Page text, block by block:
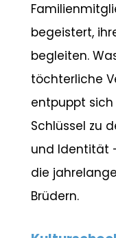
begeistert,
begleiten.
töchterliche
entpuppt
Schlüssel zu
und Identität
die
Brüdern.